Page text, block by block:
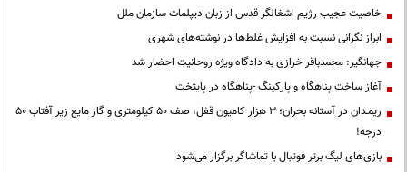
خاصیت عجیب رژیم اشغالگر قدس از زبان دیپلمات سازمان ملل
ابراز نگرانی نسبت به افزایش غلط‌ها در نوشته‌های شهری
جهانگیر: محمدباقر خرازی به دادگاه ویژه روحانیت احضار شد
آغاز ساخت پناهگاه و پارکینگ -پناهگاه در پایتخت
ریمـدان در آستانه بحران؛ ۳ هزار کامیون قفل، صف ۵۰ کیلومتری و گاز مایع زیر آفتاب ۵۰
درجه!
بازی‌های لیگ برتر فوتبال با تماشاگر برگزار می‌شود